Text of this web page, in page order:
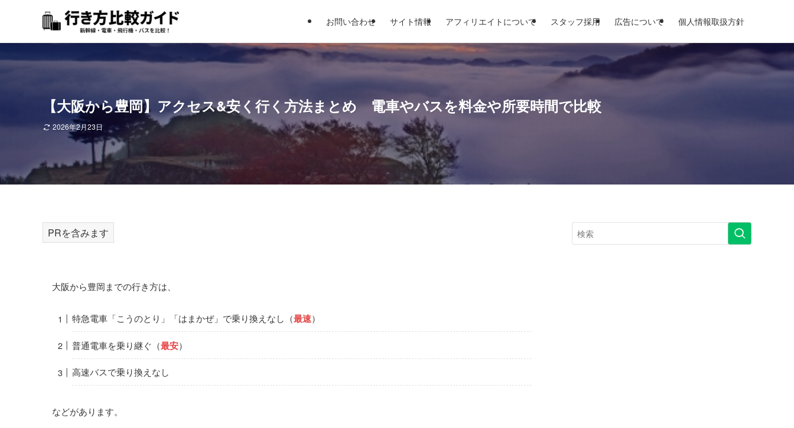
お問い合わせ サイト情報 アフィリエイトについて スタッフ採用 広告について 個人情報取扱方針
【大阪から豊岡】アクセス&安く行く方法まとめ 電車やバスを料金や所要時間で比較
2026年2月23日
大阪から豊岡までの行き方は、
特急電車「こうのとり」「はまかぜ」で乗り換えなし（最速）
普通電車を乗り継ぐ（最安）
高速バスで乗り換えなし
などがあります。